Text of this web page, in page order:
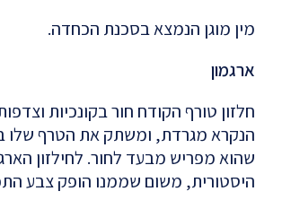
מין מוגן הנמצאבסכנת הכחדה.
ארגמון
חלזון טורף הקודח חור בקונכיות
הנקרא מגרדת, ומשתק את הטרף שלו
שהוא מפריש מבעד לחור. לחילזון
היסטורית, משום שממנו הופק צבע